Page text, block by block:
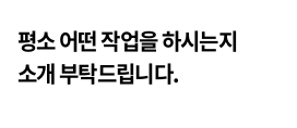
평소 어떤 작업을 하시는지
소개 부탁드립니다.